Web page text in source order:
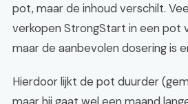
pot, maar de inhoud verschilt.
verkopen StrongStart in een pot
maar de aanbevolen dosering is
Hierdoor lijkt de pot duurder